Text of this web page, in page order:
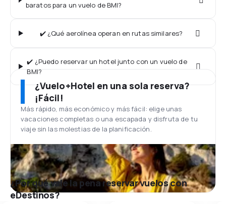
baratos para un vuelo de BMI?
✔️ ¿Qué aerolínea operan en rutas similares?
✔️ ¿Puedo reservar un hotel junto con un vuelo de
BMI?
¿Vuelo+Hotel en una sola reserva?
¡Fácil!
Más rápido, más económico y más fácil: elige unas
vacaciones completas o una escapada y disfruta de tu
viaje sin las molestias de la planificación.
¿Por qué vale la pena reservar vuelos con
eDestinos?